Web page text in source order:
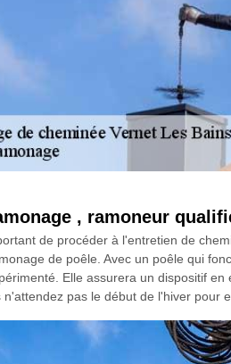
, ramoneur
de procéder à l'entretien de
de poêle. Avec un poêle qui
Elle assurera un dispositif
n'attendez pas le début de l'hiver pour